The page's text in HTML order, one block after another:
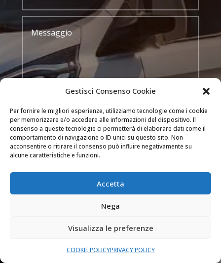
Gestisci Consenso Cookie
Per fornire le migliori esperienze, utilizziamo tecnologie come i cookie
per memorizzare e/o accedere alle informazioni del dispositivo. Il
consenso a queste tecnologie ci permetterà di elaborare dati come il
comportamento di navigazione o ID unici su questo sito. Non
acconsentire o ritirare il consenso può influire negativamente su
alcune caratteristiche e funzioni.
Accetta
Nega
Visualizza le preferenze
COOKIE POLICYPRIVACY POLICY
 DOVE OPERIAMO
Siamo attivi a Milano, Como, Bergamo (e nei
 SEMPRE APERTI
Il nostro servizio di assistenza è attivo 24 ore
su 24 tutti i giorni dell’anno.
PREVENTIVI GRATUITI